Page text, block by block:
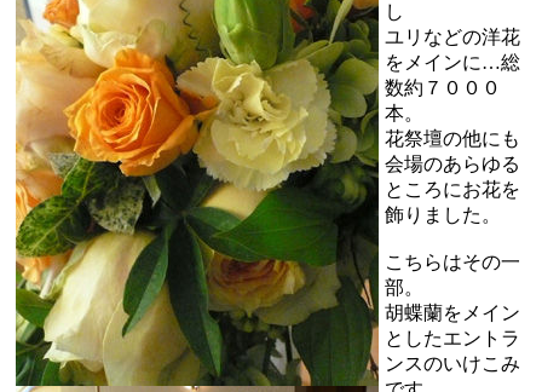
し
ユリなどの洋花
をメインに…総
数約７０００
本。
花祭壇の他にも
会場のあらゆる
ところにお花を
飾りました。
こちらはその一
部。
胡蝶蘭をメイン
としたエントラ
ンスのいけこみ